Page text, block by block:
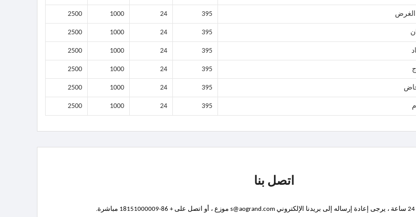
395
24
1000
2500
395
24
1000
2500
395
24
1000
2500
395
24
1000
2500
395
24
1000
2500
395
24
1000
2500
اتصل بنا